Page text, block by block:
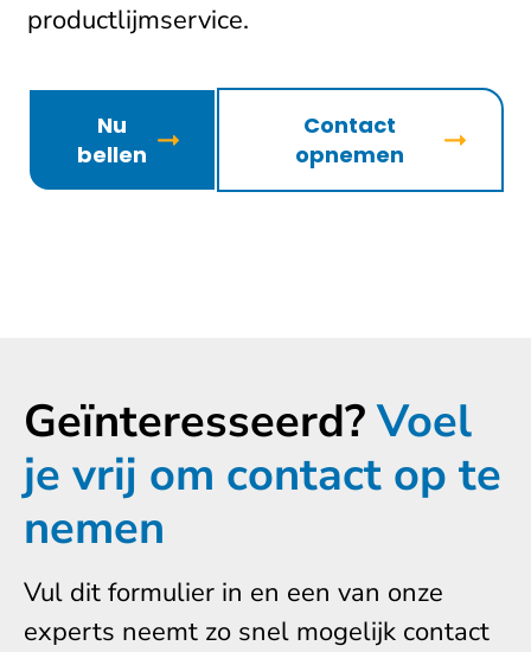
productlijmservice.
Nu
bellen
Contact
opnemen
Geïnteresseerd?Voel
je vrij om contact op te
nemen
Vul dit formulier in en een van onze
experts neemt zo snel mogelijk contact